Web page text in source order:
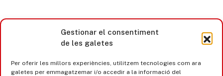
Gestionar el consentiment
de les galetes
Per oferir les millors experiències, utilitzem tecnologies com ara
galetes per emmagatzemar i/o accedir a la informació del